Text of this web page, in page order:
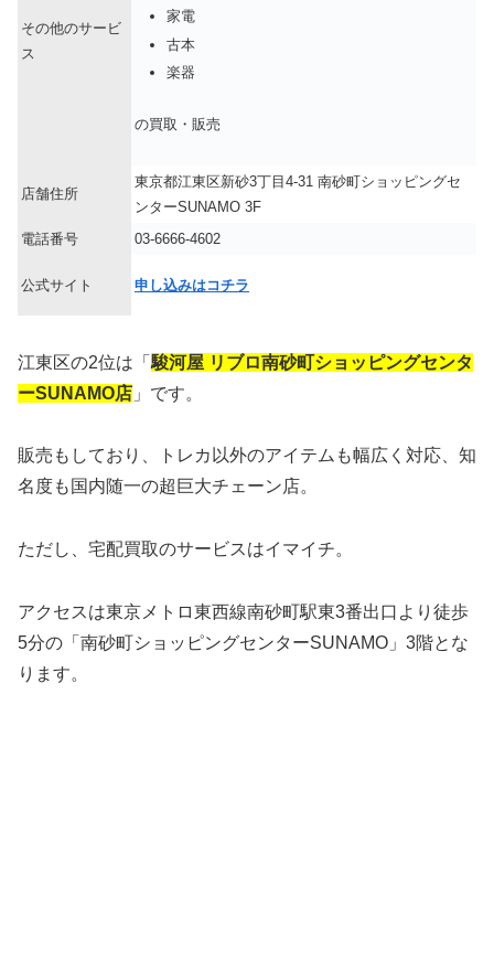
その他のサービ
ス
家電
古本
楽器
の買取・販売
店舗住所
東京都江東区新砂3丁目4-31 南砂町ショッピングセ
ンターSUNAMO 3F
電話番号
03-6666-4602
公式サイト 申し込みはコチラ
江東区の2位は「 駿河屋 リブロ南砂町ショッピングセンタ
ーSUNAMO店 」です。
販売もしており、トレカ以外のアイテムも幅広く対応、知
名度も国内随一の超巨大チェーン店。
ただし、宅配買取のサービスはイマイチ。
アクセスは東京メトロ東西線南砂町駅東3番出口より徒歩
5分の「南砂町ショッピングセンターSUNAMO」3階とな
ります。